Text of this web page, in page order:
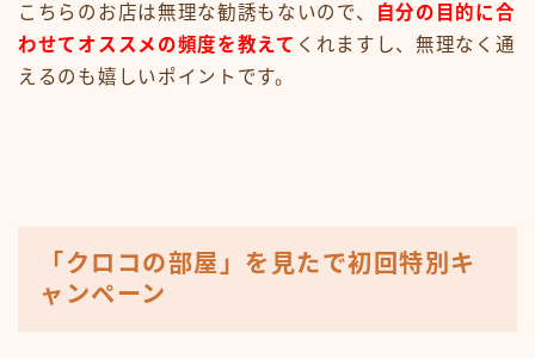
こちらのお店は無理な勧誘もないので、
自分の目的に合
わせてオススメの頻度を教えて くれますし、無理なく通
えるのも嬉しいポイントです。
「クロコの部屋」を見たで初回特別キ
ャンペーン